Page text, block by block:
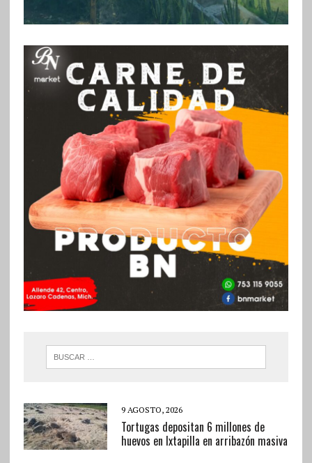
9 AGOSTO, 2026
Tortugas depositan 6 millones de
huevos en Ixtapilla en arribazón masiva